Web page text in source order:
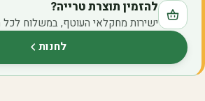
להזמין תוצרת טרייה?
ישירות מחקלאי העוטף, במשלוח
לחנות(נפתח